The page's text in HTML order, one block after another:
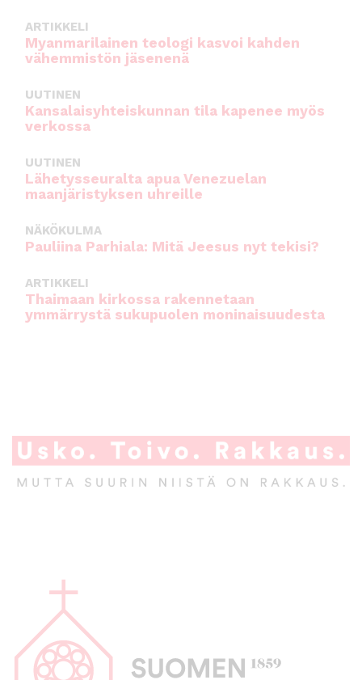
ARTIKKELI
Myanmarilainen teologi kasvoi kahden
vähemmistön jäsenenä
UUTINEN
Kansalaisyhteiskunnan tila kapenee myös
verkossa
UUTINEN
Lähetysseuralta apua Venezuelan
maanjäristyksen uhreille
NÄKÖKULMA
Pauliina Parhiala: Mitä Jeesus nyt tekisi?
ARTIKKELI
Thaimaan kirkossa rakennetaan
ymmärrystä sukupuolen moninaisuudesta
p